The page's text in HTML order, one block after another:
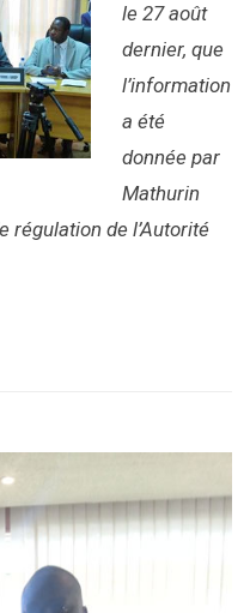
le 27 août
dernier, que
l’information
a été
donnée par
Mathurin
régulation de l’Autorité